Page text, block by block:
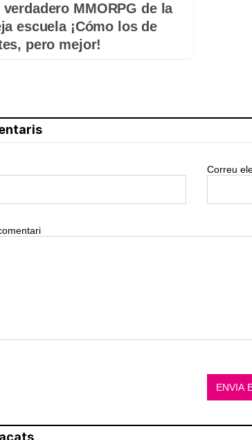
verdadero MMORPG de la
escuela ¡Cómo los de
pero mejor!
Correu